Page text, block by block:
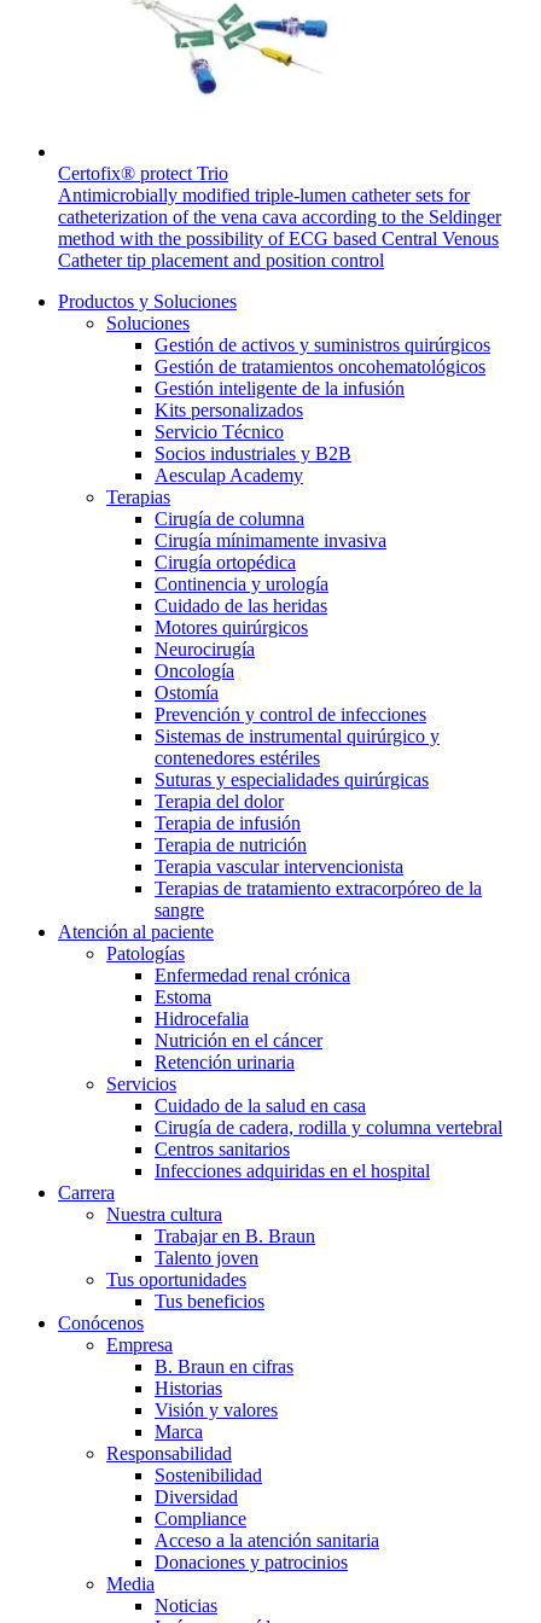
Catálogo de productos
Encuentra el producto que estás buscando. Visita el catálogo
de productos de B. Braun con nuestra cartera completa.
Cuidar de la salud en casa te ofrece la posibilidad de recuperar
tu independencia y mejorar tu calidad de vida.
En diálogo con B. Braun. Ponte en contacto con nosotros.
Certofix® protect Trio
Antimicrobially modified triple-lumen catheter sets for
catheterization of the vena cava according to the Seldinger
method with the possibility of ECG based Central Venous
Catheter tip placement and position control
Productos y Soluciones
Soluciones
Gestión de activos y suministros quirúrgicos
Gestión de tratamientos oncohematológicos
Gestión inteligente de la infusión
Kits personalizados
Servicio Técnico
Socios industriales y B2B
Aesculap Academy
Terapias
Cirugía de columna
Cirugía mínimamente invasiva
Cirugía ortopédica
Continencia y urología
Cuidado de las heridas
Motores quirúrgicos
Neurocirugía
Oncología
Ostomía
Prevención y control de infecciones
Sistemas de instrumental quirúrgico y
contenedores estériles
Suturas y especialidades quirúrgicas
Terapia del dolor
Terapia de infusión
Terapia de nutrición
Terapia vascular intervencionista
Terapias de tratamiento extracorpóreo de la
sangre
Atención al paciente
Patologías
Enfermedad renal crónica
Estoma
Hidrocefalia
Nutrición en el cáncer
Retención urinaria
Servicios
Cuidado de la salud en casa
Cirugía de cadera, rodilla y columna vertebral
Centros sanitarios
Infecciones adquiridas en el hospital
Carrera
Nuestra cultura
Trabajar en B. Braun
Talento joven
Tus oportunidades
Tus beneficios
Conócenos
Empresa
B. Braun en cifras
Historias
Visión y valores
Marca
Responsabilidad
Sostenibilidad
Diversidad
Compliance
Acceso a la atención sanitaria
Donaciones y patrocinios
Media
Noticias